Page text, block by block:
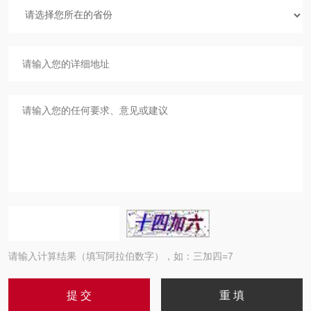
请输入计算结果（填写阿拉伯数字），如：三加四=7